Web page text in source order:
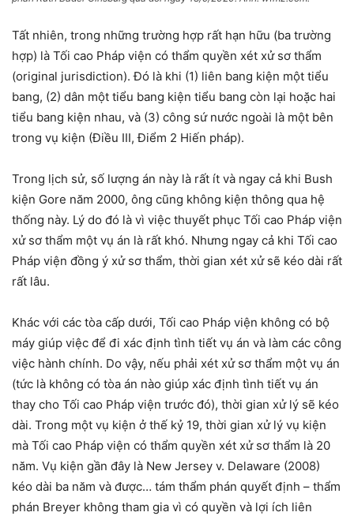
Tất nhiên, trong những trường hợp rất hạn hữu (ba trường
hợp) là Tối cao Pháp viện có thẩm quyền xét xử sơ thẩm
(original jurisdiction). Đó là khi (1) liên bang kiện một tiểu
bang, (2) dân một tiểu bang kiện tiểu bang còn lại hoặc hai
tiểu bang kiện nhau, và (3) công sứ nước ngoài là một bên
trong vụ kiện (Điều III, Điểm 2 Hiến pháp).
Trong lịch sử, số lượng án này là rất ít và ngay cả khi Bush
kiện Gore năm 2000, ông cũng không kiện thông qua hệ
thống này. Lý do đó là vì việc thuyết phục Tối cao Pháp viện
xử sơ thẩm một vụ án là rất khó. Nhưng ngay cả khi Tối cao
Pháp viện đồng ý xử sơ thẩm, thời gian xét xử sẽ kéo dài rất
rất lâu.
Khác với các tòa cấp dưới, Tối cao Pháp viện không có bộ
máy giúp việc để đi xác định tình tiết vụ án và làm các công
việc hành chính. Do vậy, nếu phải xét xử sơ thẩm một vụ án
(tức là không có tòa án nào giúp xác định tình tiết vụ án
thay cho Tối cao Pháp viện trước đó), thời gian xử lý sẽ kéo
dài. Trong một vụ kiện ở thế kỷ 19, thời gian xử lý vụ kiện
mà Tối cao Pháp viện có thẩm quyền xét xử sơ thẩm là 20
năm. Vụ kiện gần đây là New Jersey v. Delaware (2008)
kéo dài ba năm và được… tám thẩm phán quyết định – thẩm
phán Breyer không tham gia vì có quyền và lợi ích liên